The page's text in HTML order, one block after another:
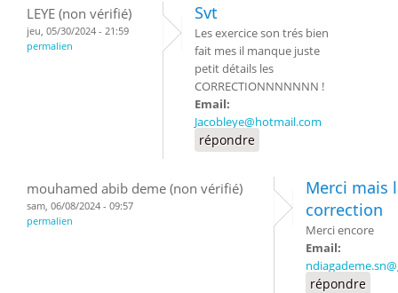
LEYE (non vérifié)
jeu, 05/30/2024 - 21:59
permalien
Svt
Les exercice son trés bien
fait mes il manque juste
petit détails les
CORRECTIONNNNNNN !
Email:
Jacobleye@hotmail.com
répondre
mouhamed abib deme (non vérifié)
sam, 06/08/2024 - 09:57
permalien
Merci mais
correction
Merci encore
Email:
répondre